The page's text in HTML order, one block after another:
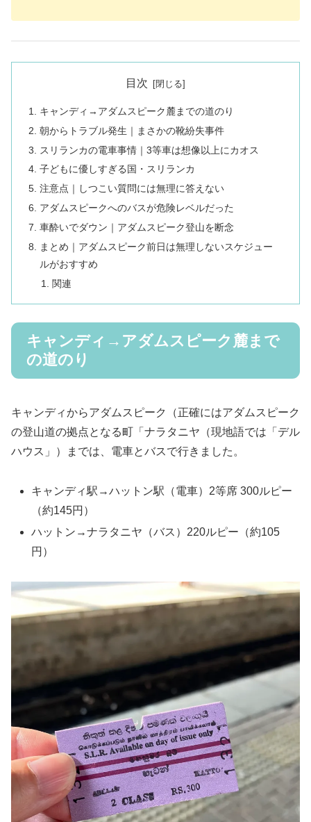
目次
キャンディ→アダムスピーク麓までの道のり
朝からトラブル発生｜まさかの靴紛失事件
スリランカの電車事情｜3等車は想像以上にカオス
子どもに優しすぎる国・スリランカ
注意点｜しつこい質問には無理に答えない
アダムスピークへのバスが危険レベルだった
車酔いでダウン｜アダムスピーク登山を断念
まとめ｜アダムスピーク前日は無理しないスケジュー
ルがおすすめ
関連
キャンディ→アダムスピーク麓まで
の道のり
キャンディからアダムスピーク（正確にはアダムスピーク
の登山道の拠点となる町「ナラタニヤ（現地語では「デル
ハウス」）までは、電車とバスで行きました。
キャンディ駅→ハットン駅（電車）2等席 300ルピー
（約145円）
ハットン→ナラタニヤ（バス）220ルピー（約105
円）